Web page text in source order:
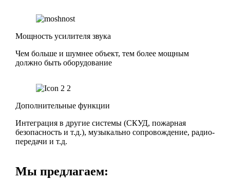
Мощность усилителя звука
Чем больше и шумнее объект, тем более мощным
должно быть оборудование
Дополнительные функции
Интеграция в другие системы (СКУД, пожарная
безопасность и т.д.), музыкально сопровождение, радио-
передачи и т.д.
Мы предлагаем: